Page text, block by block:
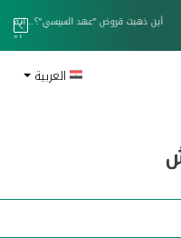
وقود تخدم الحوثيين
العربية